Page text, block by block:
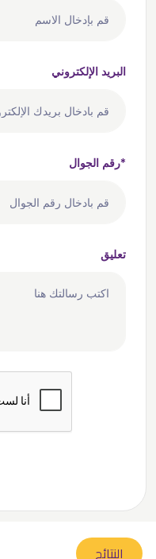
البريد الإلكتروني
رقم الجوال*
تعليق
النتائج